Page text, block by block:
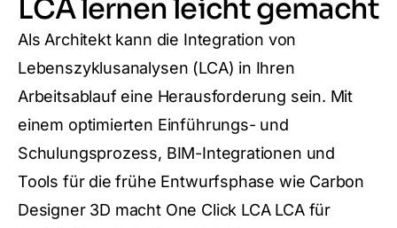
LCA lernen leicht gemacht
Als Architekt kann die Integration von
Lebenszyklusanalysen (LCA) in Ihren
Arbeitsablauf eine Herausforderung sein. Mit
einem optimierten Einführungs- und
Schulungsprozess, BIM-Integrationen und
Tools für die frühe Entwurfsphase wie Carbon
Designer 3D macht One Click LCA LCA für